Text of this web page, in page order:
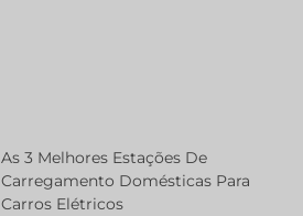
As 3 Melhores Estações De
Carregamento Domésticas Para
Carros Elétricos